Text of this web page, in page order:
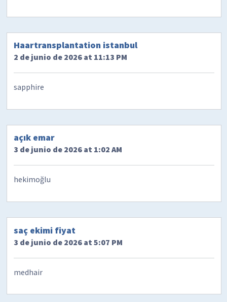
Haartransplantation istanbul
2 de junio de 2026 at 11:13 PM
sapphire
açık emar
3 de junio de 2026 at 1:02 AM
hekimoğlu
saç ekimi fiyat
3 de junio de 2026 at 5:07 PM
medhair